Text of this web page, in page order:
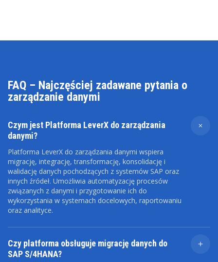
FAQ – Najczęściej zadawane pytania o
zarządzanie danymi
Czym jest Platforma LeverX do zarządzania
danymi?
Platforma LeverX do zarządzania danymi wspiera
migrację, integrację, transformację, konsolidację i
walidację danych pochodzących z systemów SAP oraz
innych źródeł. Umożliwia automatyzację procesów
związanych z danymi i przygotowanie ich do
wykorzystania w systemach docelowych, raportowaniu
oraz analityce.
Czy platforma obsługuje migrację danych do
SAP S/4HANA?